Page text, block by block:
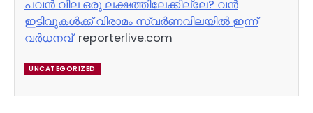
പവന്‍ വില ഒരു ലക്ഷത്തിലേക്കില്ലേ? വന്‍
ഇടിവുകള്‍ക്ക് വിരാമം സ്വർണവിലയില്‍ ഇന്ന്
വർധനവ്reporterlive.com
UNCATEGORIZED